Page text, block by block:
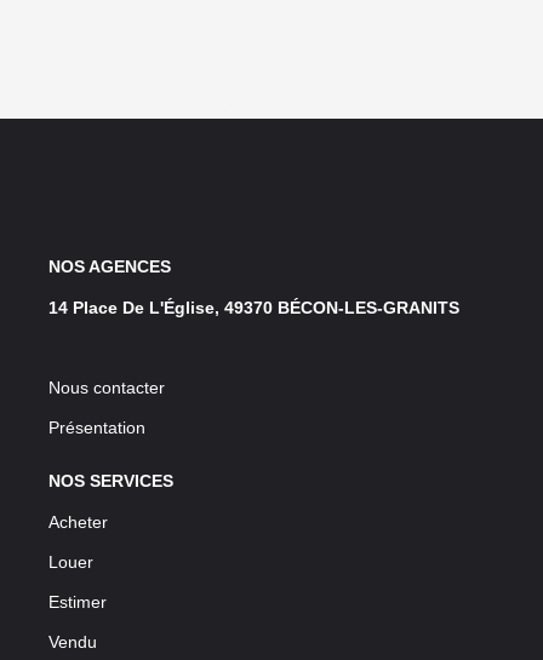
NOS AGENCES
14 Place De L'Église, 49370 BÉCON-LES-GRANITS
Nous contacter
Présentation
NOS SERVICES
Acheter
Louer
Estimer
Vendu